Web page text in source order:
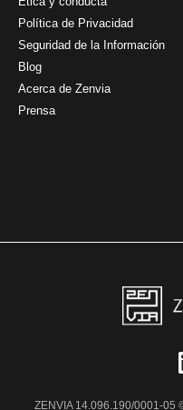
Política de Privacidad
Seguridad de la Información
Blog
Acerca de Zenvia
Prensa
ZENVIA 14.096.190/0001-05